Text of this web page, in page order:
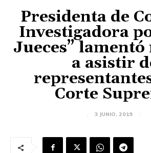
Presidenta de
Investigadora
Jueces” lamentó
a asistir
Corte
3 JUNIO, 2019